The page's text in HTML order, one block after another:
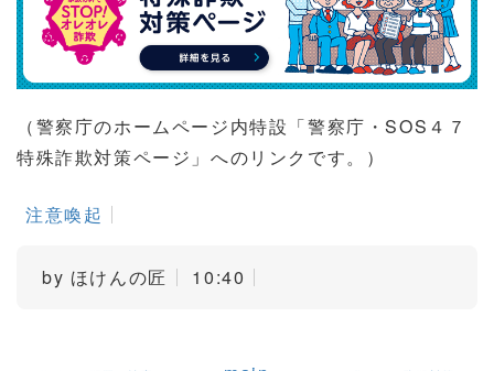
（警察庁のホームページ内特設「警察庁・SOS４７
特殊詐欺対策ページ」へのリンクです。）
注意喚起
by ほけんの匠 10:40